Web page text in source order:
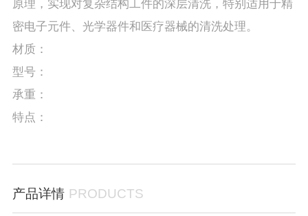
原理，实现对复杂结构工件的深层清洗，特别适用于精
密电子元件、光学器件和医疗器械的清洗处理。
材质：
型号：
承重：
特点：
产品详情 PRODUCTS